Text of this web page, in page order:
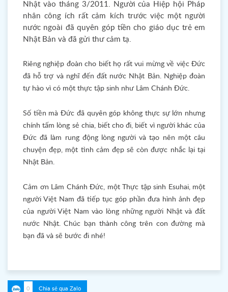
Nhật vào tháng 3/2011. Người của Hiệp hội Pháp
nhân công ích rất cảm kích trước việc một người
nước ngoài đã quyên góp tiền cho giáo dục trẻ em
Nhật Bản và đã gửi thư cảm tạ.
Riêng nghiệp đoàn cho biết họ rất vui mừng về việc Đức
đã hỗ trợ và nghĩ đến đất nước Nhật Bản. Nghiệp đoàn
tự hào vì có một thực tập sinh như Lâm Chánh Đức.
Số tiền mà Đức đã quyên góp không thực sự lớn nhưng
chính tấm lòng sẻ chia, biết cho đi, biết vì người khác của
Đức đã làm rung động lòng người và tạo nên một câu
chuyện đẹp, một tình cảm đẹp sẽ còn được nhắc lại tại
Nhật Bản.
Cảm ơn Lâm Chánh Đức, một Thực tập sinh Esuhai, một
người Việt Nam đã tiếp tục góp phần đưa hình ảnh đẹp
của người Việt Nam vào lòng những người Nhật và đất
nước Nhật. Chúc bạn thành công trên con đường mà
bạn đã và sẽ bước đi nhé!
0 Chia sẻ qua Zalo